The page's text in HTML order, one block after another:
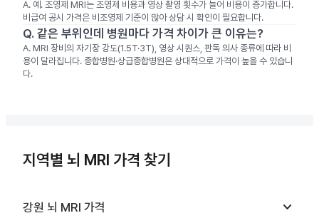
A. 예. 조영제 MRI는 조영제 비용과 영상 촬영 횟수가 늘어 비용이 증가합니다.
비급여 공시 가격은 비조영제 기준이 많아 상담 시 확인이 필요합니다.
Q. 같은 부위인데 병원마다 가격 차이가 큰 이유는?
A. MRI 장비의 자기장 강도(1.5T·3T), 영상 시퀀스, 판독 의사 종류에 따라 비
용이 달라집니다. 종합병원·상급종합병원은 상대적으로 가격이 높을 수 있습니
다.
지역별 뇌 MRI 가격 찾기
강원 뇌 MRI 가격 keyboard_arrow_down